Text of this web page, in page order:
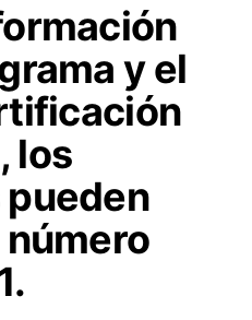
y el
los